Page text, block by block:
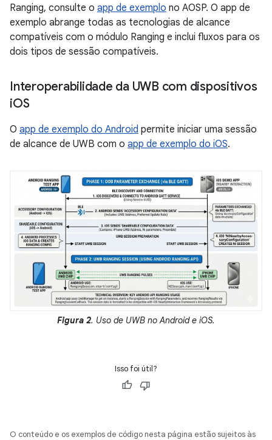
Ranging, consulte o app de exemplo no AOSP. O app de
exemplo abrange todas as tecnologias de alcance
compatíveis com o módulo Ranging e inclui fluxos para os
dois tipos de sessão compatíveis.
Interoperabilidade da UWB com dispositivos
iOS
O app de exemplo do Android permite iniciar uma sessão
de alcance de UWB com o app de exemplo do iOS.
Figura 2. Uso de UWB no Android e iOS.
Isso foi útil?
O conteúdo e os exemplos de código nesta página estão sujeitos às